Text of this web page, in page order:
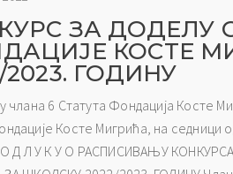
ЗА ДОДЕЛУ
КОСТЕ
2023. ГОДИНУ
члана 6 Статута Фондација Косте
Косте Мигрића, на седници
О Д Л У К У О РАСПИСИВАЊУ